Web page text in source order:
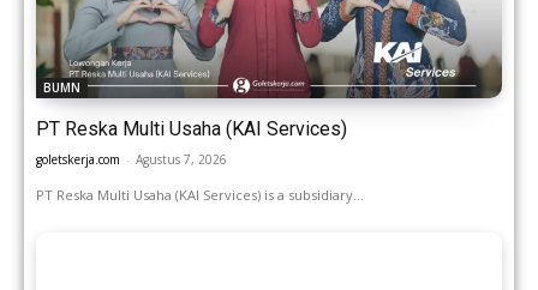
BUMN
PT Reska Multi Usaha (KAI Services)
goletskerja.com - Agustus 7, 2026
PT Reska Multi Usaha (KAI Services) is a subsidiary...